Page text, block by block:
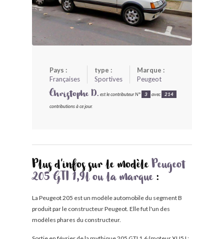
Pays :
Françaises
type :
Sportives
Marque :
Peugeot
Christophe D. est le contributeur N° 3 avec 214
contributions à ce jour.
Plus d'infos sur le modèle Peugeot
205 GTI 1,9l ou la marque:
La Peugeot 205 est un modèle automobile du segment B
produit par le constructeur Peugeot. Elle fut l'un des
modèles phares du constructeur.